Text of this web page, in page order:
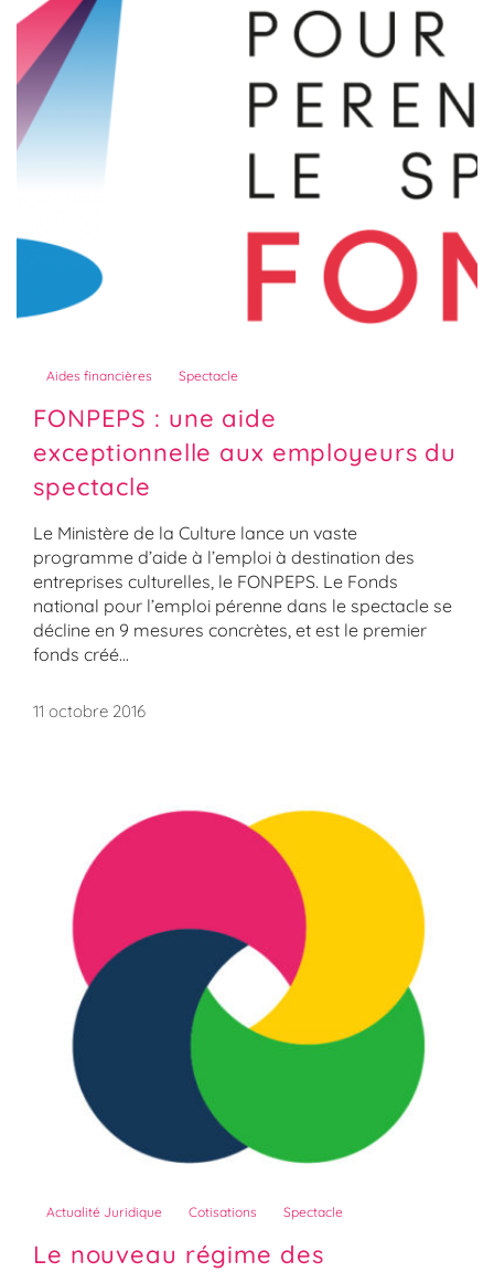
Aides financières Spectacle
FONPEPS : une aide
exceptionnelle aux employeurs du
spectacle
Le Ministère de la Culture lance un vaste
programme d’aide à l’emploi à destination des
entreprises culturelles, le FONPEPS. Le Fonds
national pour l’emploi pérenne dans le spectacle se
décline en 9 mesures concrètes, et est le premier
fonds créé...
11 octobre 2016
Actualité Juridique Cotisations Spectacle
Le nouveau régime des